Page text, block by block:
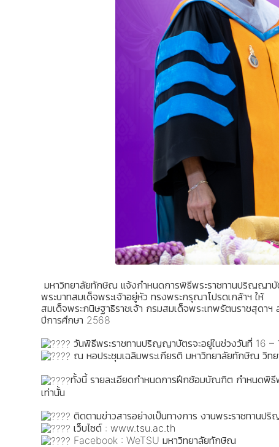
มหาวิทยาลัยทักษิณ แจ้งกำหนดการพิธีพระราชทานปริญญาบั
พระบาทสมเด็จพระเจ้าอยู่หัว ทรงพระกรุณาโปรดเกล้าฯ ให้
สมเด็จพระกนิษฐาธิราชเจ้า กรมสมเด็จพระเทพรัตนราชสุดา
ปีการศึกษา 2568
วันพิธีพระราชทานปริญญาบัตรจะอยู่ในช่วงวันที่ 16
ณ หอประชุมเฉลิมพระเกียรติ มหาวิทยาลัยทักษิณ วิท
ทั้งนี้ รายละเอียดกำหนดการฝึกซ้อมบัณฑิต กำหนดพิ
เท่านั้น
ติดตามข่าวสารอย่างเป็นทางการ งานพระราชทาน
เว็บไซต์ : www.tsu.ac.th
Facebook : WeTSU มหาวิทยาลัยทักษิณ